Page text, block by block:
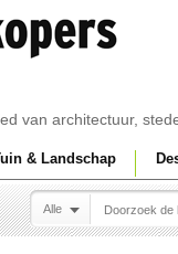
van architectuur,
& Landschap
Alle